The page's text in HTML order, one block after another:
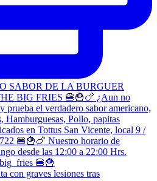
con graves lesiones tras